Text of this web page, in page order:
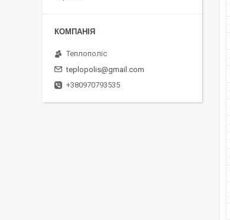
Теплополіс
teplopolis@gmail.com
+380970793535